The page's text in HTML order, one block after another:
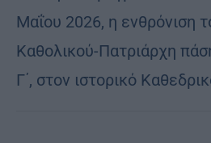
Μαΐου 2026, η ενθρόνιση
Καθολικού-Πατριάρχη
Γ΄, στον ιστορικό